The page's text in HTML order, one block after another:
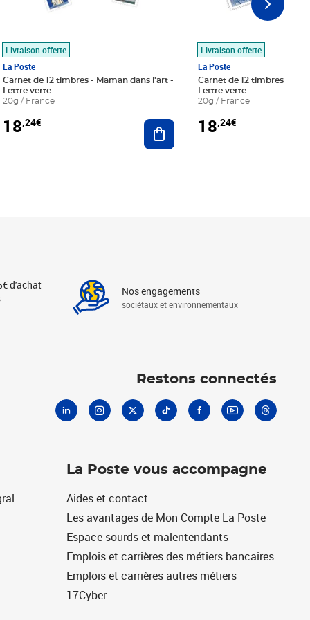
au panier
Livraison offerte
La Poste
Carnet de 12 timbres - Maman dans l'art -
Lettre verte
20g / France
18,24€ Ajouter au panier
Livraison offerte
La Poste
Carnet de 12 timbres - Le
Lettre verte
20g / France
18,24€
d'achat Nos engagements
sociétaux et environnementaux
Restons connectés
La Poste vous accompagne
Aides et contact
Les avantages de Mon Compte La Poste
Espace sourds et malentendants
Emplois et carrières des métiers bancaires
Emplois et carrières autres métiers
17Cyber